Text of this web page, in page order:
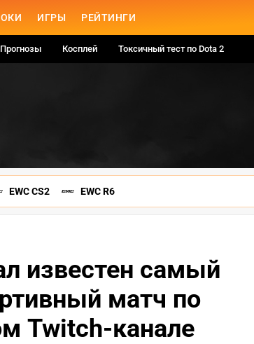
ИГРЫ РЕЙТИНГИ
Прогнозы Косплей Токсичный тест по Dota 2
EWC CS2 EWC R6
известен самый
матч по
Twitch-канале